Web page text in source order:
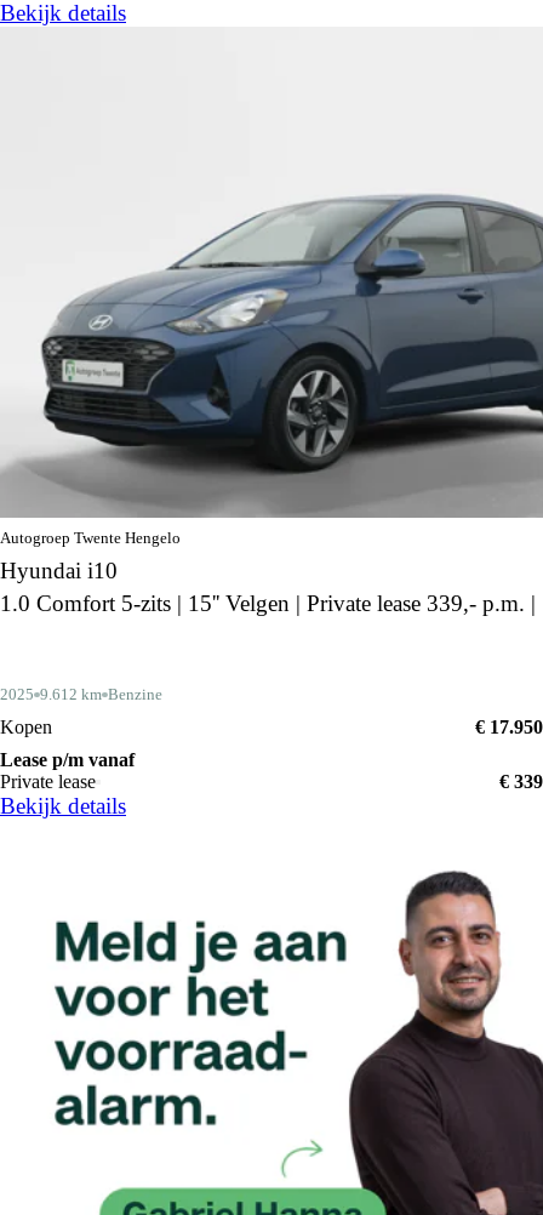
Bekijk details
Autogroep Twente Hengelo
Hyundai i10
1.0 Comfort 5-zits | 15'' Velgen | Private lease 339,- p.m. |
2025 9.612 km Benzine
Kopen
€ 17.950
Lease p/m vanaf
Private lease
€ 339
Bekijk details